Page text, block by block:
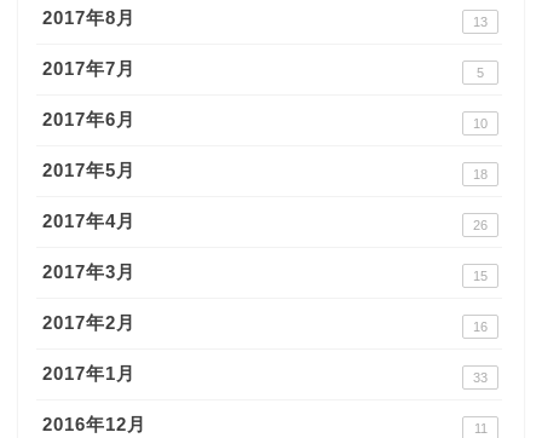
2017年8月 13
2017年7月 5
2017年6月 10
2017年5月 18
2017年4月 26
2017年3月 15
2017年2月 16
2017年1月 33
2016年12月 11